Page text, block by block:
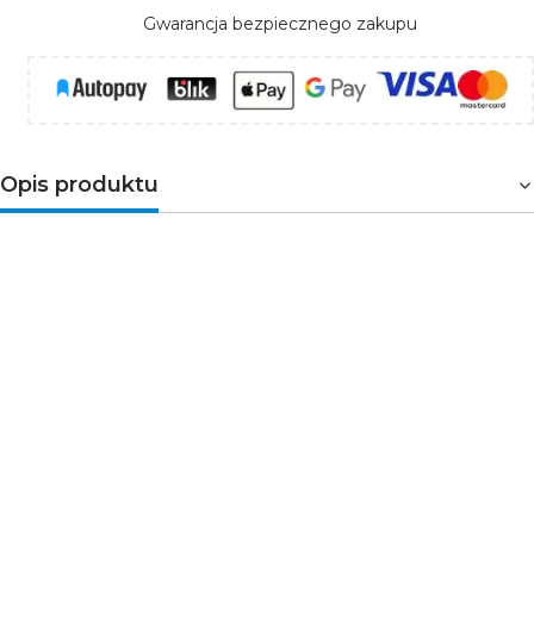
Gwarancja bezpiecznego zakupu
Opis produktu